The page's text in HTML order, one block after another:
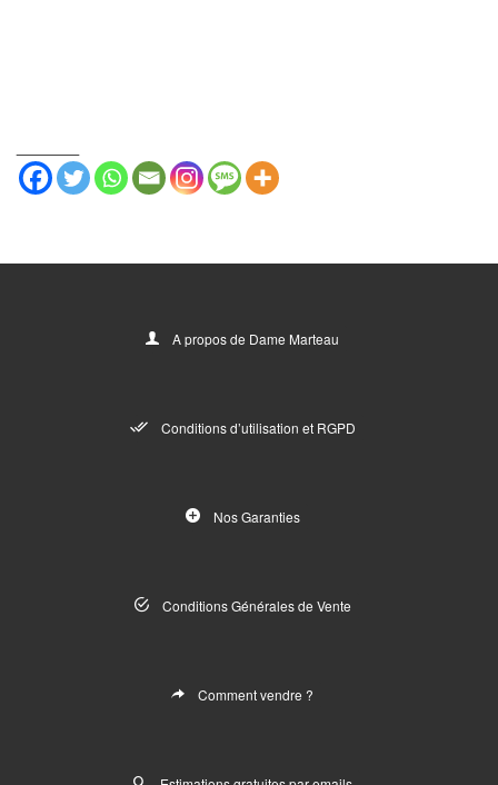
A propos de Dame Marteau
Conditions d’utilisation et RGPD
Nos Garanties
Conditions Générales de Vente
Comment vendre ?